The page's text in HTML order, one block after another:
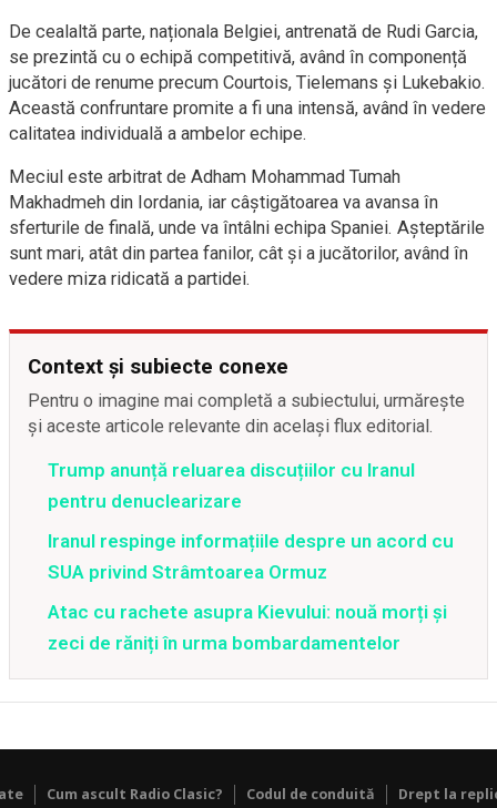
De cealaltă parte, naționala Belgiei, antrenată de Rudi Garcia,
se prezintă cu o echipă competitivă, având în componență
jucători de renume precum Courtois, Tielemans și Lukebakio.
Această confruntare promite a fi una intensă, având în vedere
calitatea individuală a ambelor echipe.
Meciul este arbitrat de Adham Mohammad Tumah
Makhadmeh din Iordania, iar câștigătoarea va avansa în
sferturile de finală, unde va întâlni echipa Spaniei. Așteptările
sunt mari, atât din partea fanilor, cât și a jucătorilor, având în
vedere miza ridicată a partidei.
Context și subiecte conexe
Pentru o imagine mai completă a subiectului, urmărește
și aceste articole relevante din același flux editorial.
Trump anunță reluarea discuțiilor cu Iranul
pentru denuclearizare
Iranul respinge informațiile despre un acord cu
SUA privind Strâmtoarea Ormuz
Atac cu rachete asupra Kievului: nouă morți și
zeci de răniți în urma bombardamentelor
Cum ascult Radio Clasic? Codul de conduită Drept la